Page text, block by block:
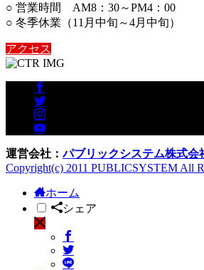
○ 営業時間 AM8：30～PM4：00
○ 冬季休業（11月中旬～4月中旬）
アクセス
運営会社：パブリックシステム株式会
Copyright(c) 2011 PUBLICSYSTEM All
ホーム
シェア